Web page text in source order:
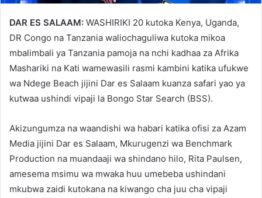
DAR ES SALAAM: WASHIRIKI 20 kutoka Kenya, Uganda,
DR Congo na Tanzania waliochaguliwa kutoka mikoa
mbalimbali ya Tanzania pamoja na nchi kadhaa za Afrika
Mashariki na Kati wamewasili rasmi kambini katika ufukwe
wa Ndege Beach jijini Dar es Salaam kuanza safari yao ya
kutwaa ushindi vipaji la Bongo Star Search (BSS).
Akizungumza na waandishi wa habari katika ofisi za Azam
Media jijini Dar es Salaam, Mkurugenzi wa Benchmark
Production na muandaaji wa shindano hilo, Rita Paulsen,
amesema msimu wa mwaka huu umebeba ushindani
mkubwa zaidi kutokana na kiwango cha juu cha vipaji